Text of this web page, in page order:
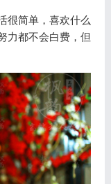
很简单，喜欢什么
力都不会白费，但